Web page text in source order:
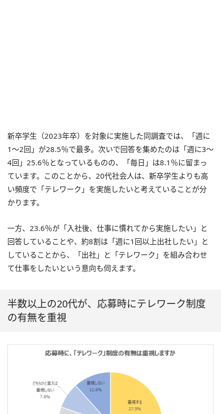
新卒学生（2023年卒）を対象に実施した同調査では、「週に
1～2回」が28.5％で最多。次いで回答を集めたのは「週に3～
4回」25.6％となっているものの、「毎日」は8.1％に留まっ
ています。このことから、20代社会人は、新卒学生よりも高
い頻度で「テレワーク」を実施したいと考えていることが分
かります。
一方、23.6％が「入社後、仕事に慣れてから実施したい」と
回答していることや、約8割は「週に1回以上出社したい」と
していることから、「出社」と「テレワーク」を組み合わせ
て仕事をしたいという意向も伺えます。
半数以上の20代が、応募時にテレワーク制度
の有無を重視